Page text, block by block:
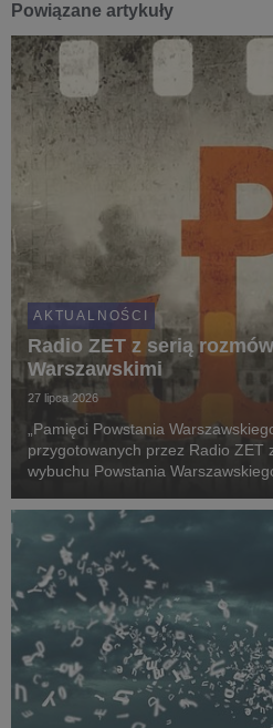
Powiązane artykuły
AKTUALNOŚCI
Radio ZET z serią
Warszawskimi
27 lipca 2026
„Pamięci Powstania
przygotowanych przez Radio ZET
wybuchu Powstania
lat pielęgnującymi pamięć o